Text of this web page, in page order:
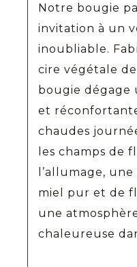
Notre bougie
invitation à un
inoubliable.
cire végétale
bougie dégage
et
chaudes
les champs de
l’allumage,
miel pur et de
une
chaleureuse